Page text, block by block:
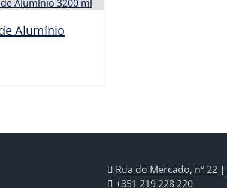
Alumínio
Rua do Mercado, nº 22
+351 219 228 220